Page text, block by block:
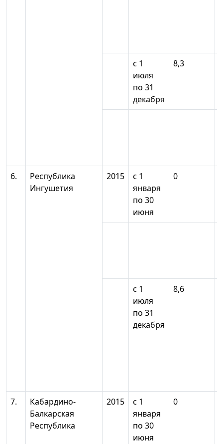
с 1
июля
по 31
декабря
8,3
6.
Республика
Ингушетия
2015
с 1
января
по 30
июня
0
с 1
июля
по 31
декабря
8,6
7.
Кабардино-
Балкарская
Республика
2015
с 1
января
по 30
июня
0